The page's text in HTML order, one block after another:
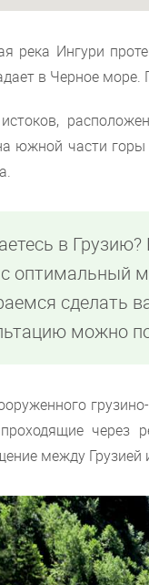
река Ингури
в Черное
южной части
в
оптимальный
сделать
можно
через
между Грузией